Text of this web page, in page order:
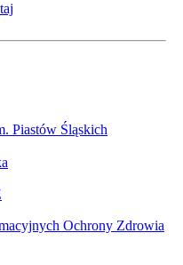
Piastów Śląskich
Ochrony Zdrowia